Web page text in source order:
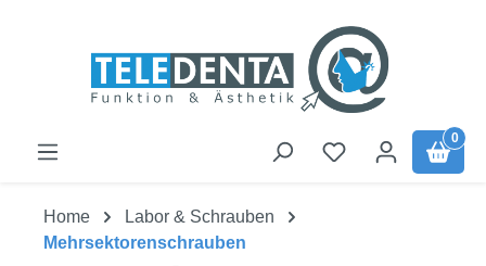
0
Home
Labor & Schrauben
Mehrsektorenschrauben